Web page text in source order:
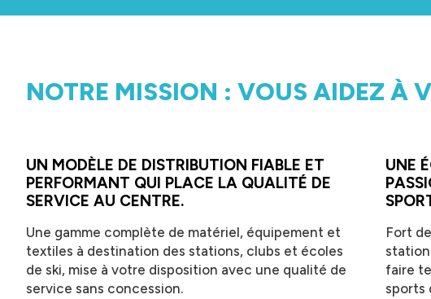
NOTRE MISSION : VOUS AIDEZ À
UN MODÈLE DE DISTRIBUTION FIABLE ET
PERFORMANT QUI PLACE LA QUALITÉ DE
SERVICE AU CENTRE.
Une gamme complète de matériel, équipement et
textiles à destination des stations, clubs et écoles
de ski, mise à votre disposition avec une qualité de
service sans concession.
UNE
Fort
faire
sports